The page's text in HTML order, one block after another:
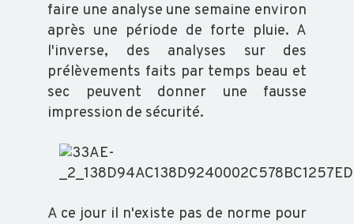
faire une analyse une semaine environ
après une période de forte pluie. A
l'inverse, des analyses sur des
prélèvements faits par temps beau et
sec peuvent donner une fausse
impression de sécurité.
A ce jour il n'existe pas de norme pour